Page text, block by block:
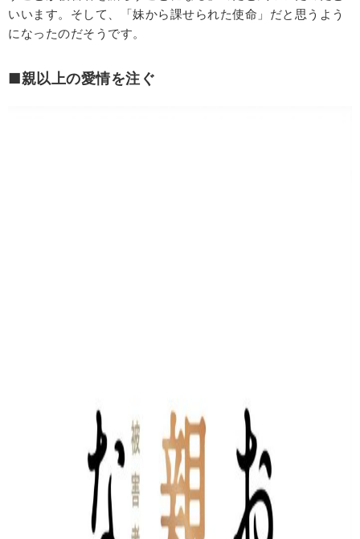
いいます。そして、「妹から課せられた使命」だと思うよう
になったのだそうです。
■親以上の愛情を注ぐ